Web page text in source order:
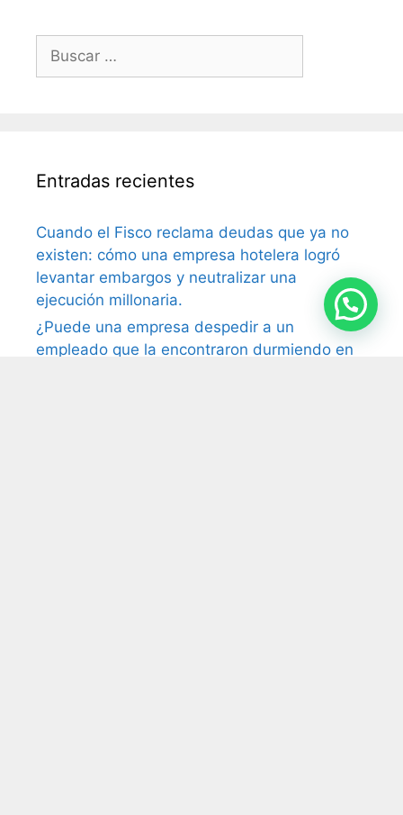
Entradas recientes
Cuando el Fisco reclama deudas que ya no
existen: cómo una empresa hotelera logró
levantar embargos y neutralizar una
ejecución millonaria.
¿Puede una empresa despedir a un
empleado que la encontraron durmiendo en